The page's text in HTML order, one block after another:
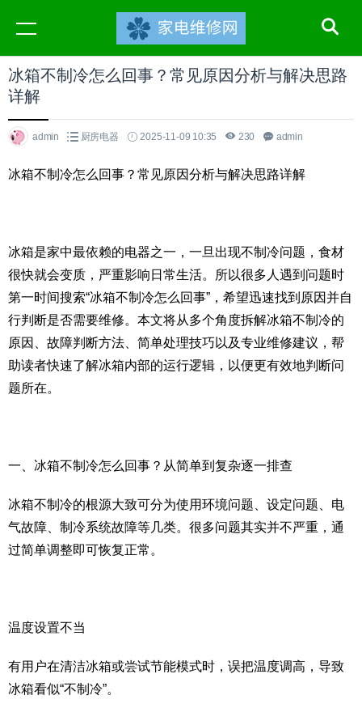
冰箱不制冷怎么回事？常见原因分析与解决思路
详解
admin 厨房电器 2025-11-09 10:35 230 admin
冰箱不制冷怎么回事？常见原因分析与解决思路详解
冰箱是家中最依赖的电器之一，一旦出现不制冷问题，食材
很快就会变质，严重影响日常生活。所以很多人遇到问题时
第一时间搜索“冰箱不制冷怎么回事”，希望迅速找到原因并自
行判断是否需要维修。本文将从多个角度拆解冰箱不制冷的
原因、故障判断方法、简单处理技巧以及专业维修建议，帮
助读者快速了解冰箱内部的运行逻辑，以便更有效地判断问
题所在。
一、冰箱不制冷怎么回事？从简单到复杂逐一排查
冰箱不制冷的根源大致可分为使用环境问题、设定问题、电
气故障、制冷系统故障等几类。很多问题其实并不严重，通
过简单调整即可恢复正常。
温度设置不当
有用户在清洁冰箱或尝试节能模式时，误把温度调高，导致
冰箱看似“不制冷”。